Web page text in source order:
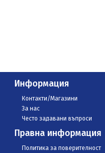
Информация
Контакти/Магазини
За нас
Често задавани въпроси
Правна информация
Политика за поверителност